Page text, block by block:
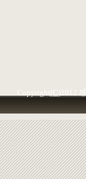
Copyright (C)2012